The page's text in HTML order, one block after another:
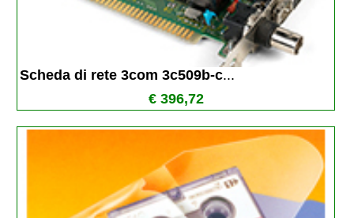
Scheda di rete 3com 3c509b-c...
€ 396,72